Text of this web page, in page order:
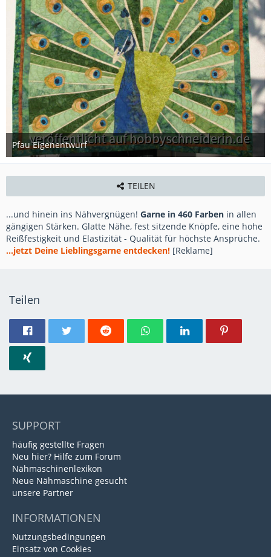
Pfau Eigenentwurf
8. Februar 2015
TEILEN
...und hinein ins Nähvergnügen! Garne in 460 Farben in allen
gängigen Stärken. Glatte Nähe, fest sitzende Knöpfe, eine hohe
Reißfestigkeit und Elastizität - Qualität für höchste Ansprüche.
...jetzt Deine Lieblingsgarne entdecken! [Reklame]
Teilen
SUPPORT
häufig gestellte Fragen
Neu hier? Hilfe zum Forum
Nähmaschinenlexikon
Neue Nähmaschine gesucht
unsere Partner
INFORMATIONEN
Nutzungsbedingungen
Einsatz von Cookies